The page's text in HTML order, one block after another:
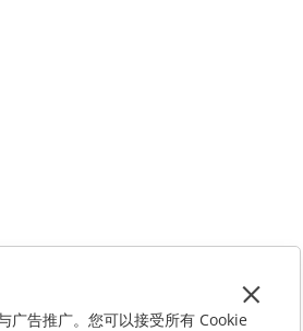
广告推广。您可以接受所有 Cookie